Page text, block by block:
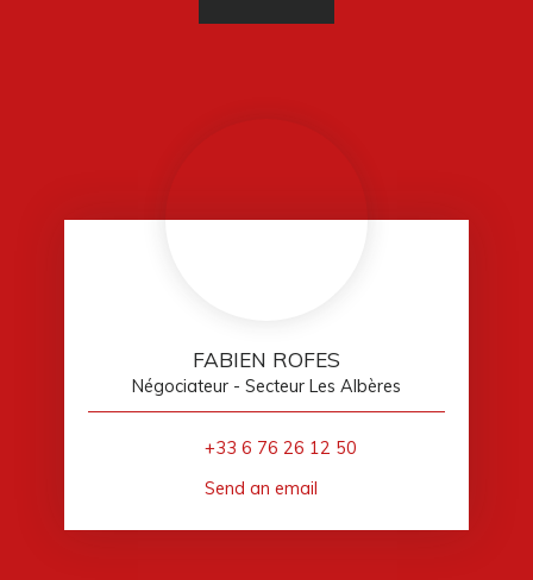
FABIEN ROFES
Négociateur - Secteur Les Albères
+33 6 76 26 12 50
Send an email